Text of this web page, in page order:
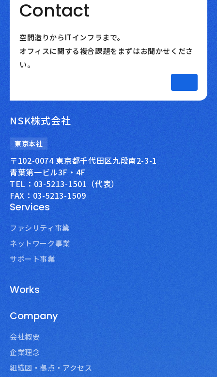
Contact
空間造りからITインフラまで。
オフィスに関する複合課題をまずはお聞かせくださ
い。
NSK株式会社
東京本社
〒102-0074 東京都千代田区九段南2-3-1
青葉第一ビル3F・4F
TEL：03-5213-1501（代表）
FAX：03-5213-1509
Services
ファシリティ事業
ネットワーク事業
サポート事業
Works
Company
会社概要
企業理念
組織図・拠点・アクセス